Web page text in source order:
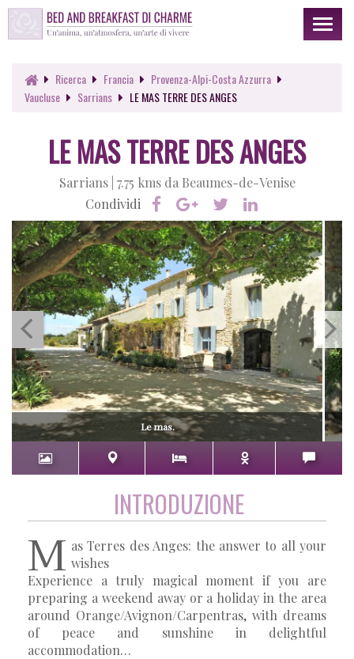
Toggle
Ricerca Francia
Provenza-Alpi-Costa Azzurra
Vaucluse
Sarrians LE MAS TERRE DES ANGES
LE MAS TERRE DES ANGES
Sarrians | 7.75 kms da Beaumes-de-Venise
Condividi
Le mas.
INTRODUZIONE
M as Terres des Anges: the answer to all your
wishes
Experience a truly magical moment if you are
preparing a weekend away or a holiday in the area
around Orange/Avignon/Carpentras, with dreams
of peace and sunshine in delightful
accommodation…